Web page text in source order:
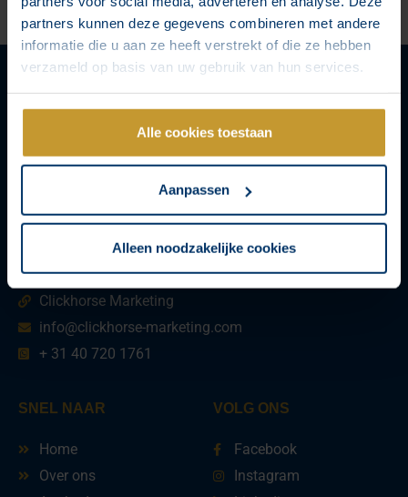
partners kunnen deze gegevens combineren met andere
informatie die u aan ze heeft verstrekt of die ze hebben
verzameld op basis van uw gebruik van hun services.
Alle cookies toestaan
Aanpassen
Alleen noodzakelijke cookies
bedrijven om een product te testen of voor te stellen of te
gebruiken in hun video’s en krijgen er dan geld voor.
Clickhorse Marketing
info@clickhorse-marketing.com
+ 31 40 720 1761
SNEL NAAR
Home
Over ons
VOLG ONS
Facebook
Instagram